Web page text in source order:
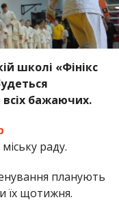
школі «Фінікс
бажаючих.
раду.
планують
їх щотижня.